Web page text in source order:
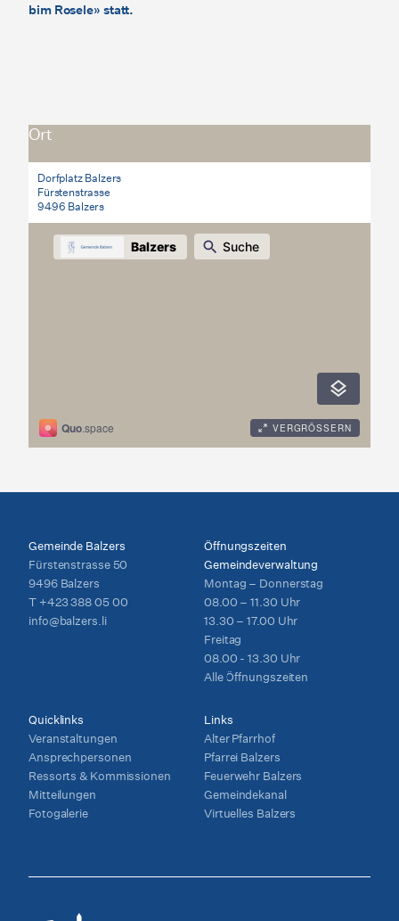
bim Rosele» statt.
Ort
Dorfplatz Balzers
Fürstenstrasse
9496 Balzers
Gemeinde Balzers
Fürstenstrasse 50
9496 Balzers
T +423 388 05 00
info@balzers.li
Öffnungszeiten
Gemeindeverwaltung
Montag – Donnerstag
08.00 – 11.30 Uhr
13.30 – 17.00 Uhr
Freitag
08.00 - 13.30 Uhr
Alle Öffnungszeiten
Quicklinks
Veranstaltungen
Ansprechpersonen
Ressorts & Kommissionen
Mitteilungen
Fotogalerie
Links
Alter Pfarrhof
Pfarrei Balzers
Feuerwehr Balzers
Gemeindekanal
Virtuelles Balzers